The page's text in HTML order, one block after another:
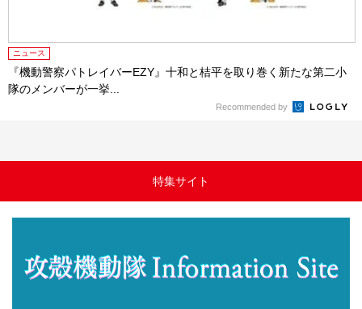
ニュース
『機動警察パトレイバーEZY』十和と桔平を取り巻く新たな第二小
隊のメンバーが一挙...
Recommended by
特集サイト